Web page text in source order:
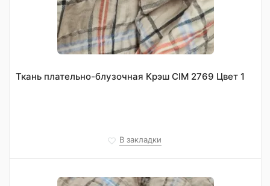
Ткань плательно-блузочная Крэш CIM 2769 Цвет 1
В закладки